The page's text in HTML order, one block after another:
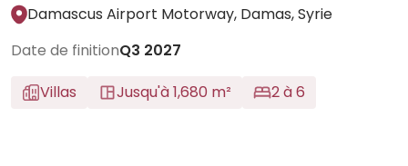
Damascus Airport Motorway, Damas, Syrie
Date de finitionQ3 2027
Villas
Jusqu'à 1,680 m² 2 à 6